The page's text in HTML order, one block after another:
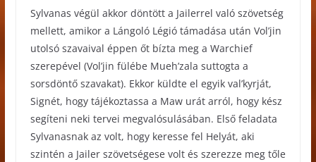
Sylvanas végül akkor döntött a Jailerrel való szövetség
mellett, amikor a Lángoló Légió támadása után Vol’jin
utolsó szavaival éppen őt bízta meg a Warchief
szerepével (Vol’jin fülébe Mueh’zala suttogta a
sorsdöntő szavakat). Ekkor küldte el egyik val’kyrját,
Signét, hogy tájékoztassa a Maw urát arról, hogy kész
segíteni neki tervei megvalósulásában. Első feladata
Sylvanasnak az volt, hogy keresse fel Helyát, aki
szintén a Jailer szövetségese volt és szerezze meg tőle